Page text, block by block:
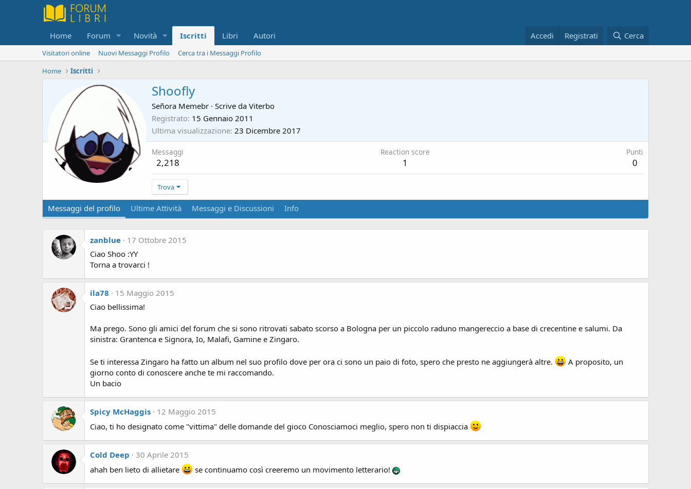
Home Forum Novità Iscritti Libri Autori Accedi Registrati Cerca
Visitatori online Nuovi Messaggi Profilo
Cerca tra i Messaggi Profilo
Home
Iscritti
Shoofly
Señora Memebr · Scrive da Viterbo
Registrato 15 Gennaio 2011
Ultima visualizzazione 23 Dicembre 2017
Messaggi
2,218
Reaction score
1
Punti
0
Trova
Messaggi del profilo Ultime Attività Messaggi e Discussioni Info
zanblue
17 Ottobre 2015
Ciao Shoo :YY
Torna a trovarci !
ila78
15 Maggio 2015
Ciao bellissima!
Ma prego. Sono gli amici del forum che si sono ritrovati sabato scorso a Bologna per un piccolo raduno mangereccio a base di crecentine e salumi. Da
sinistra: Grantenca e Signora, Io, Malafi, Gamine e Zingaro.
Se ti interessa Zingaro ha fatto un album nel suo profilo dove per ora ci sono un paio di foto, spero che presto ne aggiungerà altre.
A proposito, un
giorno conto di conoscere anche te mi raccomando.
Un bacio
Spicy McHaggis
12 Maggio 2015
Ciao, ti ho designato come "vittima" delle domande del gioco Conosciamoci meglio, spero non ti dispiaccia
Cold Deep
30 Aprile 2015
ahah ben lieto di allietare
se continuamo così creeremo un movimento letterario!